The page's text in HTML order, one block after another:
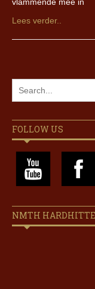
vlammende mee in
Lees verder..
FOLLOW US
NMTH